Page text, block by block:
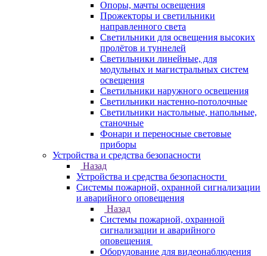
Опоры, мачты освещения
Прожекторы и светильники
направленного света
Светильники для освещения высоких
пролётов и туннелей
Светильники линейные, для
модульных и магистральных систем
освещения
Светильники наружного освещения
Светильники настенно-потолочные
Светильники настольные, напольные,
станочные
Фонари и переносные световые
приборы
Устройства и средства безопасности
Назад
Устройства и средства безопасности
Системы пожарной, охранной сигнализации
и аварийного оповещения
Назад
Системы пожарной, охранной
сигнализации и аварийного
оповещения
Оборудование для видеонаблюдения